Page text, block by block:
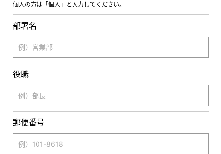
個人の方は「個人」と入力してください。
部署名
役職
郵便番号